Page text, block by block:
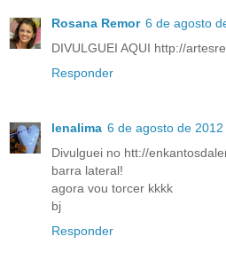
Rosana Remor 6 de agosto
DIVULGUEI AQUI http://
Responder
lenalima 6 de agosto de 2012
Divulguei no htt://
barra lateral!
agora vou torcer kkkk
bj
Responder